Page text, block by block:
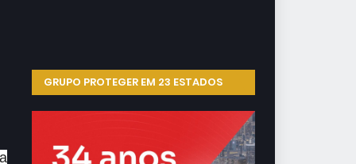
GRUPO PROTEGER EM 23 ESTADOS